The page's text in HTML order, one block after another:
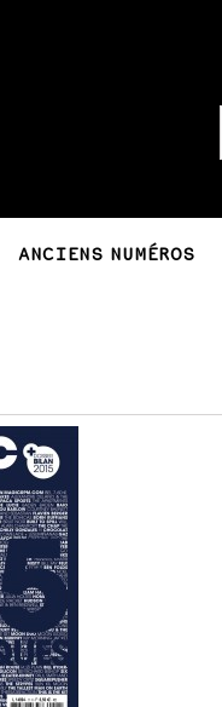
ANCIENS NUMÉROS